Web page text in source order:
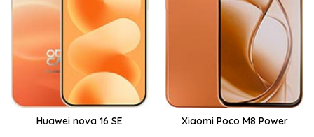
Huawei nova 16 SE Xiaomi Poco M8 Power